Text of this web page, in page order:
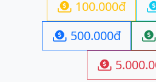
 100.000đ
 500.000đ 
